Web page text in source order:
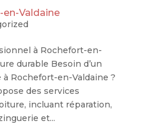
Valdaine
à Rochefort-en-
durable Besoin d’un
Rochefort-en-Valdaine ?
des services
incluant réparation,
et...